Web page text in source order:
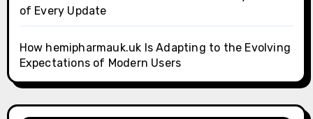
of Every Update
How hemipharmauk.uk Is Adapting to the Evolving
Expectations of Modern Users